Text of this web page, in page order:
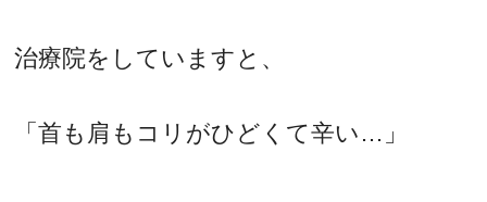
治療院をしていますと、
「首も肩もコリがひどくて辛い…」